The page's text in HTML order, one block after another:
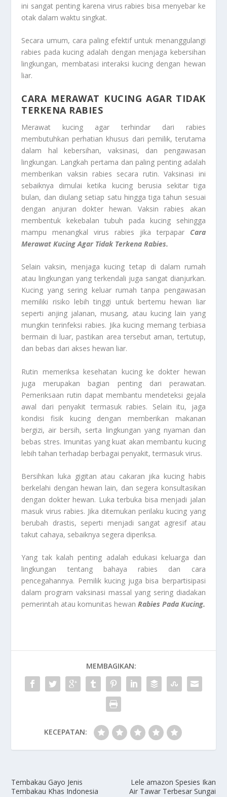
ini sangat penting karena virus rabies bisa menyebar ke
otak dalam waktu singkat.
Secara umum, cara paling efektif untuk menanggulangi
rabies pada kucing adalah dengan menjaga kebersihan
lingkungan, membatasi interaksi kucing dengan hewan
liar.
CARA MERAWAT KUCING AGAR TIDAK
TERKENA RABIES
Merawat kucing agar terhindar dari rabies
membutuhkan perhatian khusus dari pemilik, terutama
dalam hal kebersihan, vaksinasi, dan pengawasan
lingkungan. Langkah pertama dan paling penting adalah
memberikan vaksin rabies secara rutin. Vaksinasi ini
sebaiknya dimulai ketika kucing berusia sekitar tiga
bulan, dan diulang setiap satu hingga tiga tahun sesuai
dengan anjuran dokter hewan. Vaksin rabies akan
membentuk kekebalan tubuh pada kucing sehingga
mampu menangkal virus rabies jika terpapar
Cara
Merawat Kucing Agar Tidak Terkena Rabies.
Selain vaksin, menjaga kucing tetap di dalam rumah
atau lingkungan yang terkendali juga sangat dianjurkan.
Kucing yang sering keluar rumah tanpa pengawasan
memiliki risiko lebih tinggi untuk bertemu hewan liar
seperti anjing jalanan, musang, atau kucing lain yang
mungkin terinfeksi rabies. Jika kucing memang terbiasa
bermain di luar, pastikan area tersebut aman, tertutup,
dan bebas dari akses hewan liar.
Rutin memeriksa kesehatan kucing ke dokter hewan
juga merupakan bagian penting dari perawatan.
Pemeriksaan rutin dapat membantu mendeteksi gejala
awal dari penyakit termasuk rabies. Selain itu, jaga
kondisi fisik kucing dengan memberikan makanan
bergizi, air bersih, serta lingkungan yang nyaman dan
bebas stres. Imunitas yang kuat akan membantu kucing
lebih tahan terhadap berbagai penyakit, termasuk virus.
Bersihkan luka gigitan atau cakaran jika kucing habis
berkelahi dengan hewan lain, dan segera konsultasikan
dengan dokter hewan. Luka terbuka bisa menjadi jalan
masuk virus rabies. Jika ditemukan perilaku kucing yang
berubah drastis, seperti menjadi sangat agresif atau
takut cahaya, sebaiknya segera diperiksa.
Yang tak kalah penting adalah edukasi keluarga dan
lingkungan tentang bahaya rabies dan cara
pencegahannya. Pemilik kucing juga bisa berpartisipasi
dalam program vaksinasi massal yang sering diadakan
pemerintah atau komunitas hewan Rabies Pada Kucing.
MEMBAGIKAN:
KECEPATAN:
Tembakau Gayo Jenis
Tembakau Khas Indonesia
Lele amazon Spesies Ikan
Air Tawar Terbesar Sungai